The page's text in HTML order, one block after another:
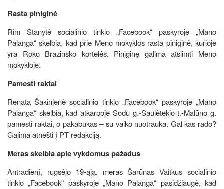
Rasta piniginė
Rim Stanytė socialinio tinklo „Facebook“ paskyroje „Mano
Palanga“ skelbia, kad prie Meno mokyklos rasta piniginė, kurioje
yra Roko Brazinsko kortelės. Piniginę galima atsiimti Meno
mokykloje.
Pamesti raktai
Renata Šakinienė socialinio tinklo „Facebook“ paskyroje „Mano
Palanga“ skelbia, kad atkarpoje Sodu g.-Saulėtekio t.-Malūno g.
pamesti raktai, o pakabukas – su vaiko nuotrauka. Gal kas rado?
Galima atnešti į PT redakciją.
Meras skelbia apie vykdomus pažadus
Antradienį, rugsėjo 19-ąją, meras Šarūnas Vaitkus socialinio
tinklo „Facebook“ paskyroje „Mano Palanga“ pasidžiaugė, kad